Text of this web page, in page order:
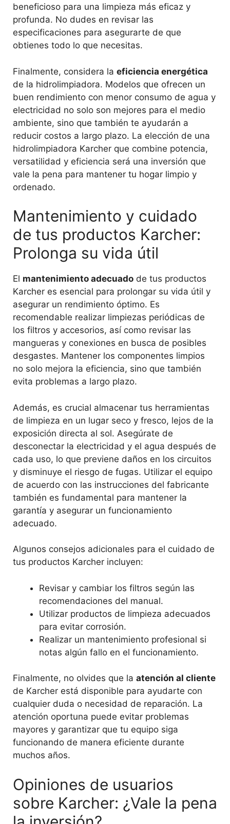
beneficioso para una limpieza más eficaz y
profunda. No dudes en revisar las
especificaciones para asegurarte de que
obtienes todo lo que necesitas.
Finalmente, considera la eficiencia energética
de la hidrolimpiadora. Modelos que ofrecen un
buen rendimiento con menor consumo de agua y
electricidad no solo son mejores para el medio
ambiente, sino que también te ayudarán a
reducir costos a largo plazo. La elección de una
hidrolimpiadora Karcher que combine potencia,
versatilidad y eficiencia será una inversión que
vale la pena para mantener tu hogar limpio y
ordenado.
Mantenimiento y cuidado
de tus productos Karcher:
Prolonga su vida útil
El mantenimiento adecuado de tus productos
Karcher es esencial para prolongar su vida útil y
asegurar un rendimiento óptimo. Es
recomendable realizar limpiezas periódicas de
los filtros y accesorios, así como revisar las
mangueras y conexiones en busca de posibles
desgastes. Mantener los componentes limpios
no solo mejora la eficiencia, sino que también
evita problemas a largo plazo.
Además, es crucial almacenar tus herramientas
de limpieza en un lugar seco y fresco, lejos de la
exposición directa al sol. Asegúrate de
desconectar la electricidad y el agua después de
cada uso, lo que previene daños en los circuitos
y disminuye el riesgo de fugas. Utilizar el equipo
de acuerdo con las instrucciones del fabricante
también es fundamental para mantener la
garantía y asegurar un funcionamiento
adecuado.
Algunos consejos adicionales para el cuidado de
tus productos Karcher incluyen:
Revisar y cambiar los filtros según las
recomendaciones del manual.
Utilizar productos de limpieza adecuados
para evitar corrosión.
Realizar un mantenimiento profesional si
notas algún fallo en el funcionamiento.
Finalmente, no olvides que la atención al cliente
de Karcher está disponible para ayudarte con
cualquier duda o necesidad de reparación. La
atención oportuna puede evitar problemas
mayores y garantizar que tu equipo siga
funcionando de manera eficiente durante
muchos años.
Opiniones de usuarios
sobre Karcher: ¿Vale la pena